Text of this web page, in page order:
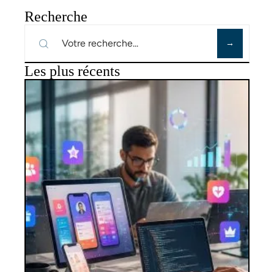
Recherche
Les plus récents